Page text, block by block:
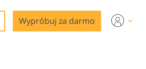
Wypróbuj za darmo